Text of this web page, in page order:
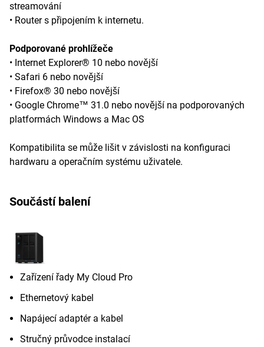
streamování
• Router s připojením k internetu.
Podporované prohlížeče
• Internet Explorer® 10 nebo novější
• Safari 6 nebo novější
• Firefox® 30 nebo novější
• Google Chrome™ 31.0 nebo novější na podporovaných
platformách Windows a Mac OS
Kompatibilita se může lišit v závislosti na konfiguraci
hardwaru a operačním systému uživatele.
Součástí balení
Zařízení řady My Cloud Pro
Ethernetový kabel
Napájecí adaptér a kabel
Stručný průvodce instalací